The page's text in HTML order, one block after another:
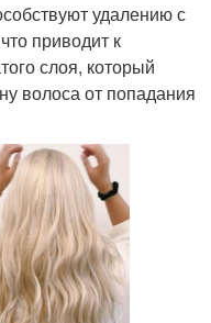
удалению с
приводит к
слоя, который
волоса от попадания